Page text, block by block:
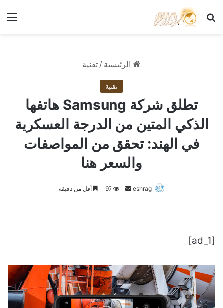
بحث عن
الرئيسية / تقنية
تقنية
تطلق شركة Samsung هاتفها
الذكي المتين من الدرجة العسكرية
في الهند: تحقق من المواصفات
والسعر هنا
eshrag
أرسل 97 أقل من دقيقة
[ad_1]